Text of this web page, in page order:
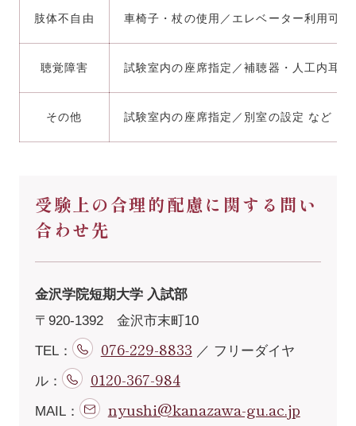
肢体不自由 車椅子・杖の使用／エレベーター利用可
聴覚障害 試験室内の座席指定／補聴器・人工内耳
その他 試験室内の座席指定／別室の設定 など
受験上の合理的配慮に関する問い
合わせ先
金沢学院短期大学 入試部
〒920-1392 金沢市末町10
TEL：
076-229-8833 ／ フリーダイヤ
ル：
0120-367-984
MAIL： nyushi@kanazawa-gu.ac.jp